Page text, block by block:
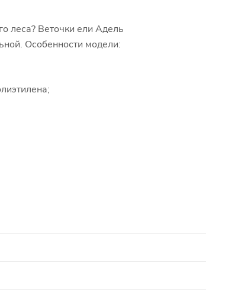
леса? Веточки ели Адель
Особенности модели: